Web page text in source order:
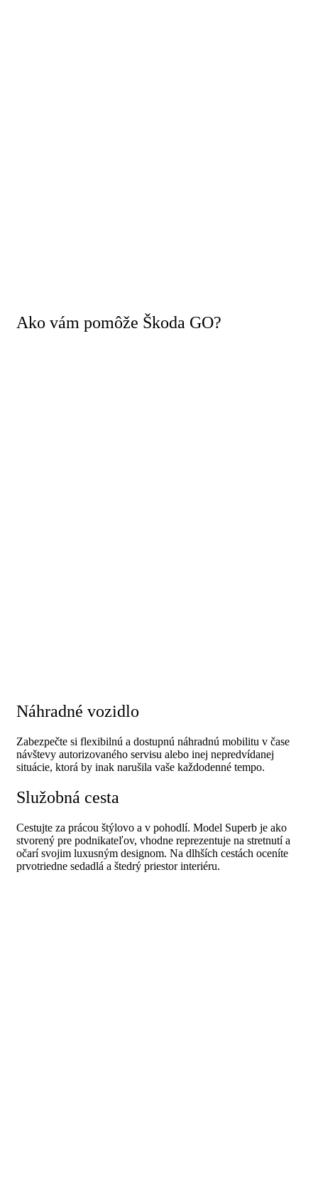
Ako vám pomôže Škoda GO?
Náhradné vozidlo
Zabezpečte si flexibilnú a dostupnú náhradnú mobilitu v čase
návštevy autorizovaného servisu alebo inej nepredvídanej
situácie, ktorá by inak narušila vaše každodenné tempo.
Služobná cesta
Cestujte za prácou štýlovo a v pohodlí. Model Superb je ako
stvorený pre podnikateľov, vhodne reprezentuje na stretnutí a
očarí svojim luxusným designom. Na dlhších cestách oceníte
prvotriedne sedadlá a štedrý priestor interiéru.